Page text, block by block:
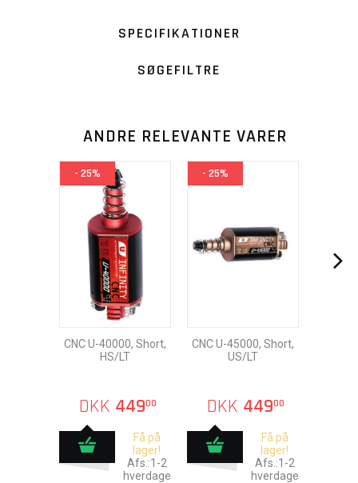
SPECIFIKATIONER
SØGEFILTRE
ANDRE RELEVANTE VARER
- 25%
CNC U-40000, Short,
HS/LT
DKK 44900
Få på
lager!
Afs.:1-2
hverdage
- 25%
CNC U-45000, Short,
US/LT
DKK 44900
Få på
lager!
Afs.:1-2
hverdage